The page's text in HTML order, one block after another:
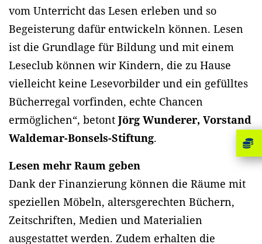
vom Unterricht das Lesen erleben und so
Begeisterung dafür entwickeln können. Lesen
ist die Grundlage für Bildung und mit einem
Leseclub können wir Kindern, die zu Hause
vielleicht keine Lesevorbilder und ein gefülltes
Bücherregal vorfinden, echte Chancen
ermöglichen“, betont Jörg Wunderer, Vorstand
Waldemar-Bonsels-Stiftung.
Lesen mehr Raum geben
Dank der Finanzierung können die Räume mit
speziellen Möbeln, altersgerechten Büchern,
Zeitschriften, Medien und Materialien
ausgestattet werden. Zudem erhalten die